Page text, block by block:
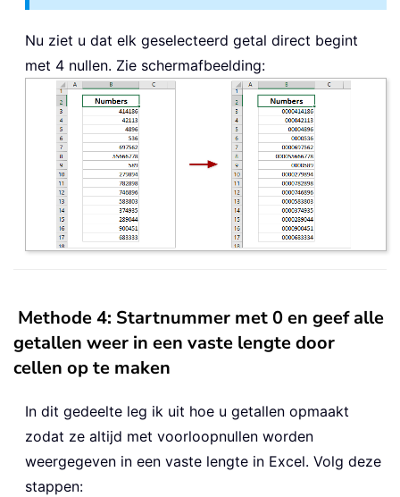
Nu ziet u dat elk geselecteerd getal direct begint
met 4 nullen. Zie schermafbeelding:
Methode 4: Startnummer met 0 en geef alle
getallen weer in een vaste lengte door
cellen op te maken
In dit gedeelte leg ik uit hoe u getallen opmaakt
zodat ze altijd met voorloopnullen worden
weergegeven in een vaste lengte in Excel. Volg deze
stappen: